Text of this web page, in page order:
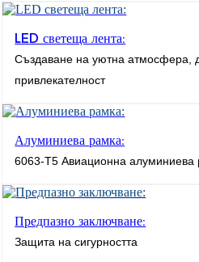
LED светеща лента:
Създаване на уютна атмосфера,
привлекателност
Алуминиева рамка:
6063-T5 Авиационна алуминиева
Предпазно заключване:
Защита на сигурността